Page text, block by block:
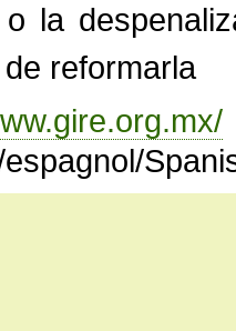
la
reformarla